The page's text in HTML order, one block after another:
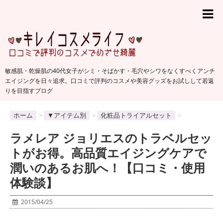
敏感肌・乾燥肌の40代女子がシミ・そばかす・毛穴やシワをなくすべくアンチ
エイジングを日々追求。口コミで評判のコスメや美容グッズをお試しして若返
りを目指すブログ
ホーム > ▼アイテム別 > 化粧品トライアルセット >
ラメレア ジョリエスのトラベルセッ
トがお得。高品質エイジングケアで
潤いのあるお肌へ！【口コミ・使用
体験談】
2015/04/25